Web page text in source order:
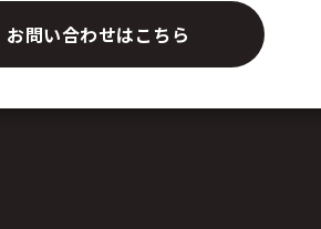
お問い合わせはこちら